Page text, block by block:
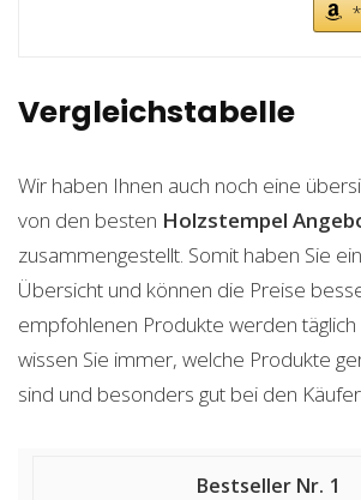
Vergleichstabelle
Wir haben Ihnen auch noch eine
von den besten Holzstempel
zusammengestellt. Somit haben Sie
Übersicht und können die Preise
empfohlenen Produkte werden täglich
wissen Sie immer, welche Produkte
sind und besonders gut bei den
1